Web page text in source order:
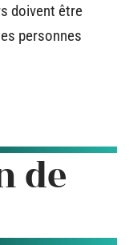
doivent être
personnes
de